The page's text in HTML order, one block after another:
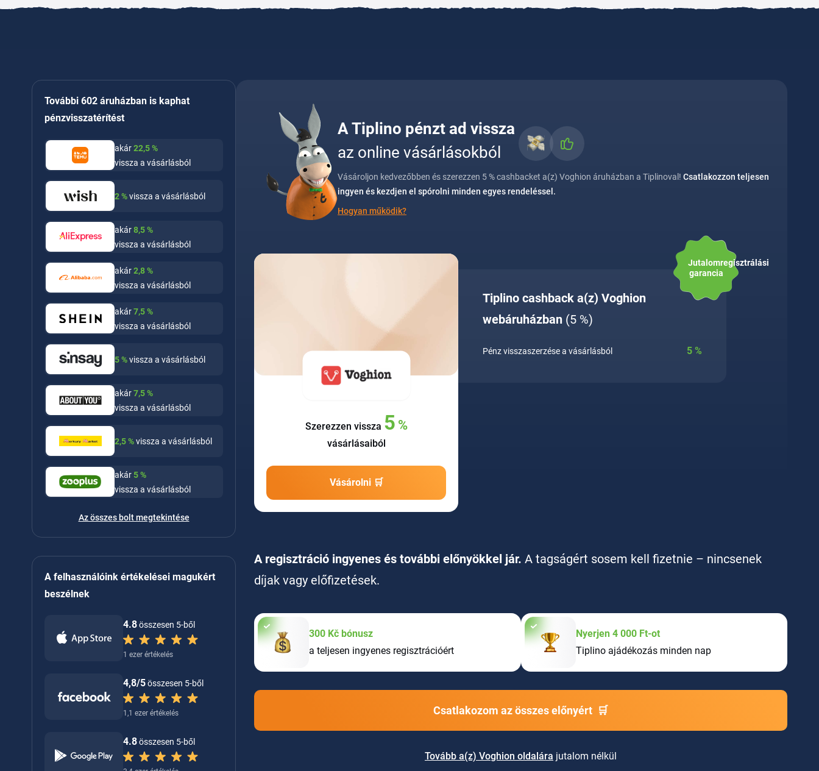
További 602 áruházban is kaphat
pénzvisszatérítést
akár22,5%
vissza a vásárlásból
2%vissza a vásárlásból
akár8,5%
vissza a vásárlásból
akár2,8%
vissza a vásárlásból
akár7,5%
vissza a vásárlásból
5%vissza a vásárlásból
akár7,5%
vissza a vásárlásból
2,5%vissza a vásárlásból
akár5%
vissza a vásárlásból
Az összes bolt megtekintése
A felhasználóink értékelései magukért
beszélnek
4.8összesen 5-ből
1 ezer értékelés
4,8/5összesen 5-ből
1,1 ezer értékelés
4.8összesen 5-ből
A Tiplino pénzt ad vissza
az online vásárlásokból
Vásároljon kedvezőbben és szerezzen 5 % cashbacket a(z) Voghion áruházban a Tiplinoval! Csatlakozzon teljesen
ingyen és kezdjen el spórolni minden egyes rendeléssel.
Hogyan működik?
Szerezzen vissza 5 %
vásárlásaiból
Vásárolni 🛒
Tiplino cashback a(z) Voghion
webáruházban (5 %)
Pénz visszaszerzése a vásárlásból 5 %
Jutalomregisztrálási
garancia
A regisztráció ingyenes és további előnyökkel jár. A tagságért sosem kell fizetnie – nincsenek
díjak vagy előfizetések.
300 Kč bónusz
a teljesen ingyenes regisztrációért
Nyerjen 4 000 Ft-ot
Tiplino ajádékozás minden nap
Csatlakozom az összes előnyért 🛒
Tovább a(z) Voghion oldalára jutalom nélkül